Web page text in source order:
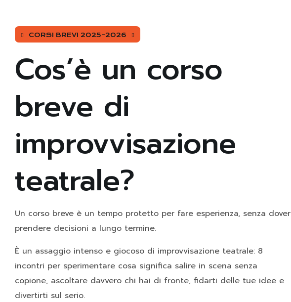
CORSI BREVI 2025–2026
Cos’è un corso
breve di
improvvisazione
teatrale?
Un corso breve è un tempo protetto per fare esperienza, senza dover
prendere decisioni a lungo termine.
È un assaggio intenso e giocoso di improvvisazione teatrale: 8
incontri per sperimentare cosa significa salire in scena senza
copione, ascoltare davvero chi hai di fronte, fidarti delle tue idee e
divertirti sul serio.